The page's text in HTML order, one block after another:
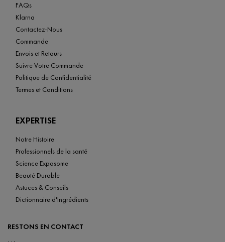
FAQs
Klarna
Contactez-Nous
Commande
Envois et Retours
Suivre Votre Commande
Politique de Confidentialité
Termes et Conditions
EXPERTISE
Notre Histoire
Professionnels de la santé
Science Exposome
Beauté Durable
Astuces & Conseils
Dictionnaire d'Ingrédients
RESTONS EN CONTACT